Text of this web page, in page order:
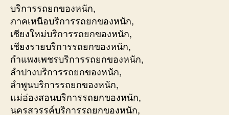
บริการรถยกของหนัก,
ภาคเหนือบริการรถยกของหนัก,
เชียงใหม่บริการรถยกของหนัก,
เชียงรายบริการรถยกของหนัก,
กำแพงเพชรบริการรถยกของหนัก,
ลำปางบริการรถยกของหนัก,
ลำพูนบริการรถยกของหนัก,
แม่ฮ่องสอนบริการรถยกของหนัก,
นครสวรรค์บริการรถยกของหนัก,